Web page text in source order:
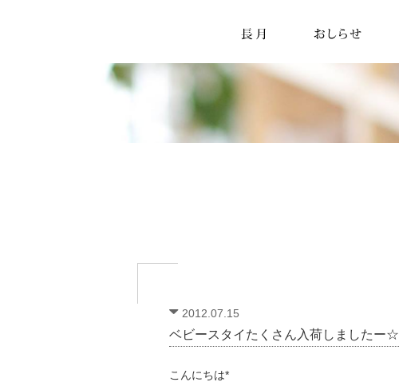
2012.07.15
ベビースタイたくさん入荷しましたー☆
こんにちは*